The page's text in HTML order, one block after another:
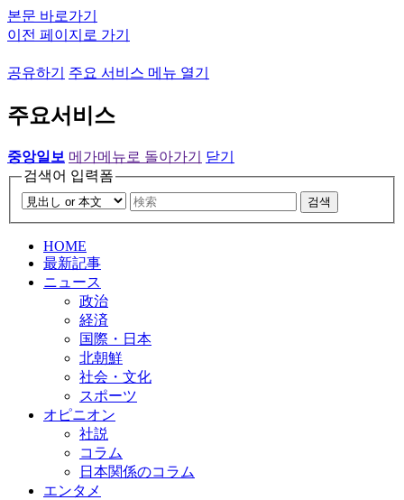
본문 바로가기
이전 페이지로 가기
공유하기 주요 서비스 메뉴 열기
주요서비스
중앙일보 메가메뉴로 돌아가기
닫기
검색어 입력폼
검색
HOME
最新記事
ニュース
政治
経済
国際・日本
北朝鮮
社会・文化
スポーツ
オピニオン
社説
コラム
日本関係のコラム
エンタメ